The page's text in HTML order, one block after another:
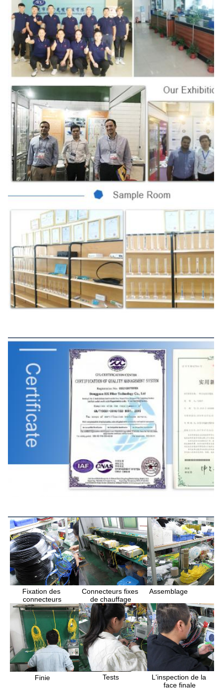
Fixation des
connecteurs
Connecteurs fixes
de chauffage
Assemblage
Finie Tests
L'inspection de la
face finale